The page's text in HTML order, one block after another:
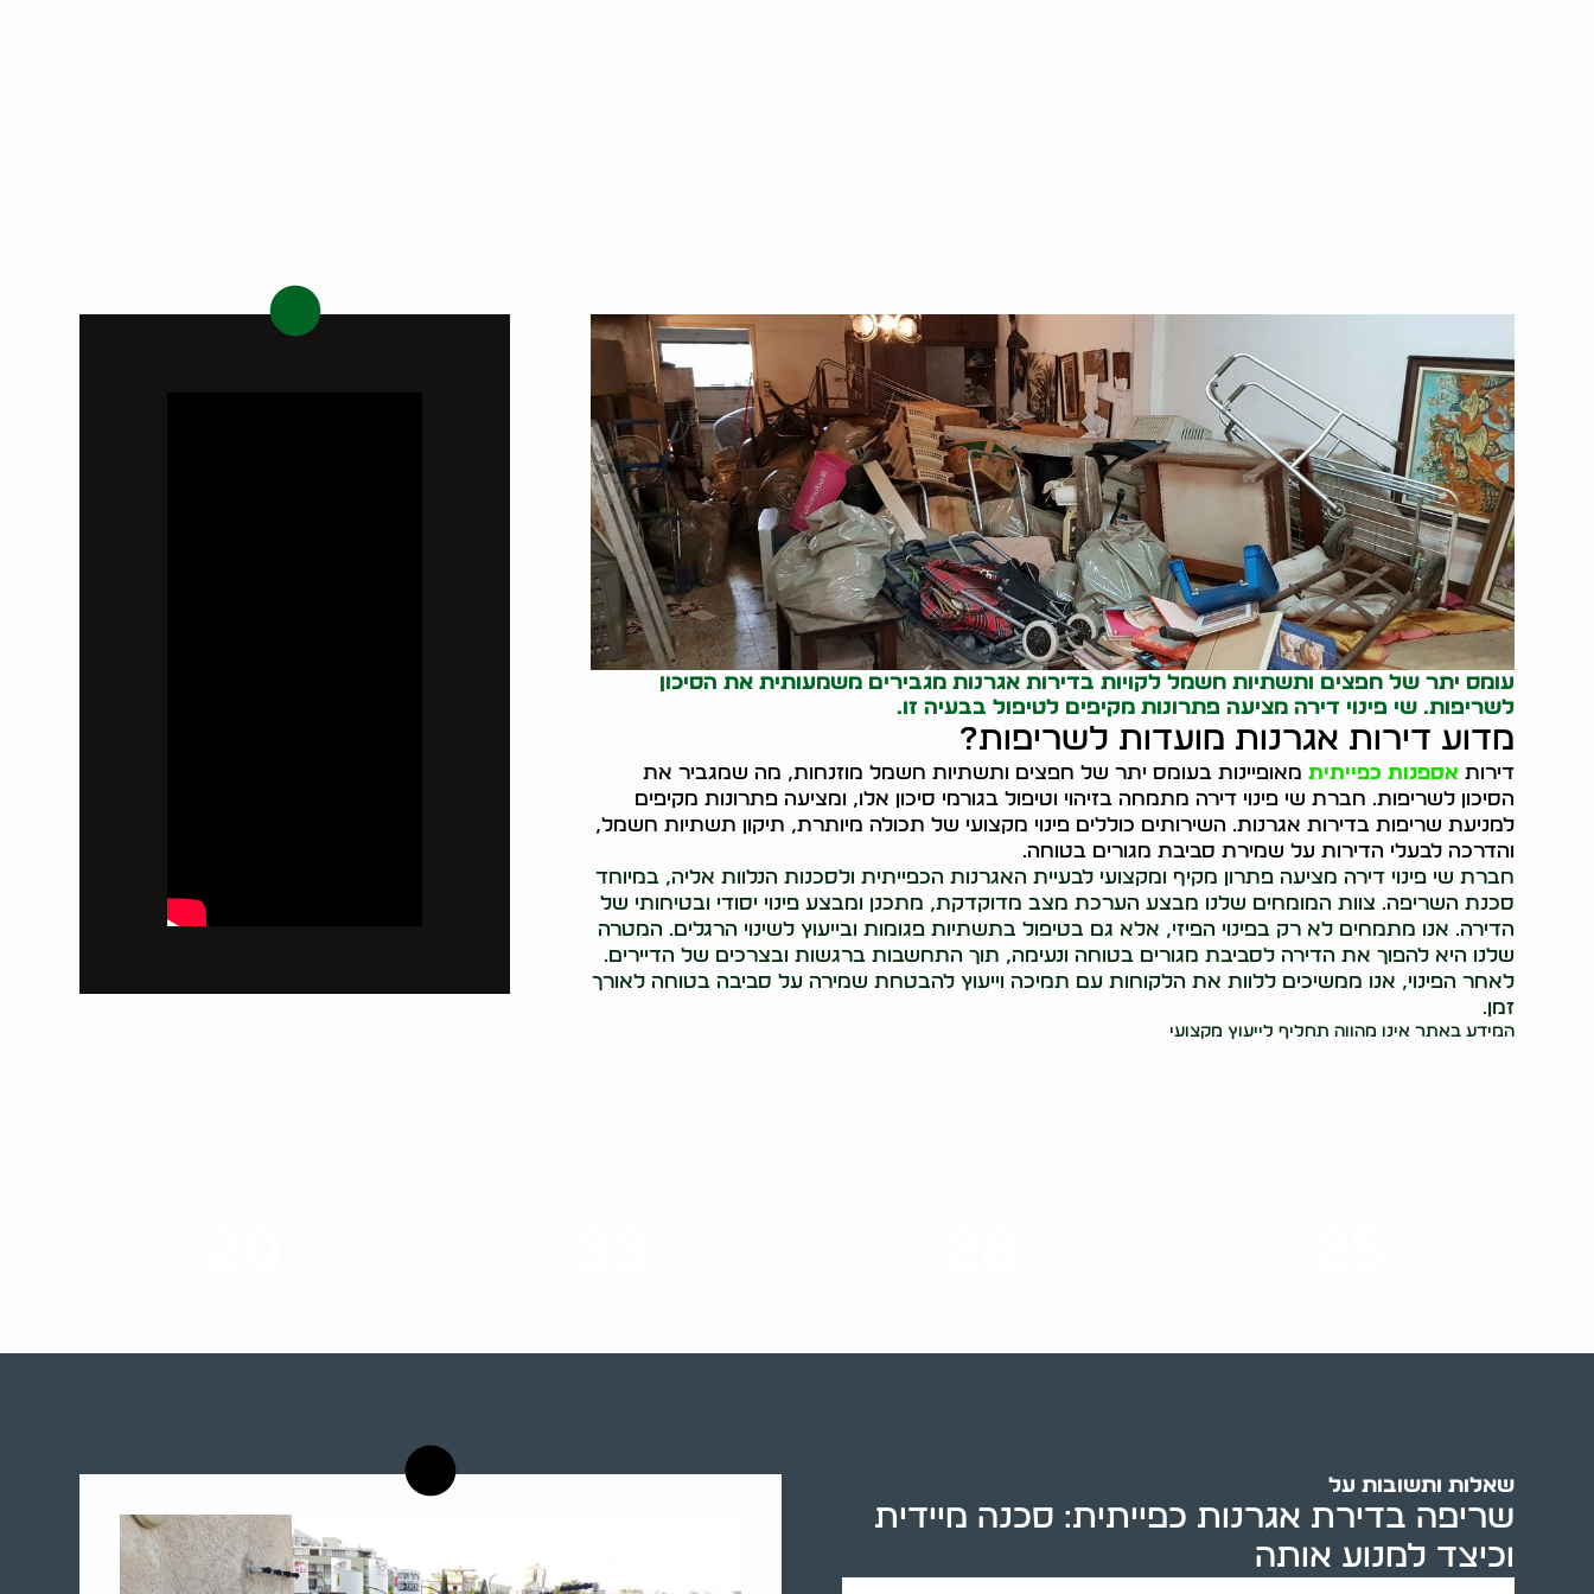
עומס יתר של חפצים ותשתיות חשמל לקויות בדירות אגרנות מגבירים משמעותית את הסיכון
לשריפות. שי פינוי דירה מציעה פתרונות מקיפים לטיפול בבעיה זו.
מדוע דירות אגרנות מועדות לשריפות?
דירות אספנות כפייתית מאופיינות בעומס יתר של חפצים ותשתיות חשמל מוזנחות, מה שמגביר את
הסיכון לשריפות. חברת שי פינוי דירה מתמחה בזיהוי וטיפול בגורמי סיכון אלו, ומציעה פתרונות מקיפים
למניעת שריפות בדירות אגרנות. השירותים כוללים פינוי מקצועי של תכולה מיותרת, תיקון תשתיות חשמל,
והדרכה לבעלי הדירות על שמירת סביבת מגורים בטוחה.
חברת שי פינוי דירה מציעה פתרון מקיף ומקצועי לבעיית האגרנות הכפייתית ולסכנות הנלוות אליה, במיוחד
סכנת השריפה. צוות המומחים שלנו מבצע הערכת מצב מדוקדקת, מתכנן ומבצע פינוי יסודי ובטיחותי של
הדירה. אנו מתמחים לא רק בפינוי הפיזי, אלא גם בטיפול בתשתיות פגומות ובייעוץ לשינוי הרגלים. המטרה
שלנו היא להפוך את הדירה לסביבת מגורים בטוחה ונעימה, תוך התחשבות ברגשות ובצרכים של הדיירים.
לאחר הפינוי, אנו ממשיכים ללוות את הלקוחות עם תמיכה וייעוץ להבטחת שמירה על סביבה בטוחה לאורך
זמן.
המידע באתר אינו מהווה תחליף לייעוץ מקצועי
שאלות ותשובות על
שריפה בדירת אגרנות כפייתית: סכנה מיידית
וכיצד למנוע אותה